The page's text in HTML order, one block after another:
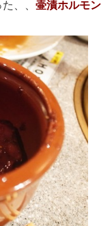
、、 壷漬ホルモン